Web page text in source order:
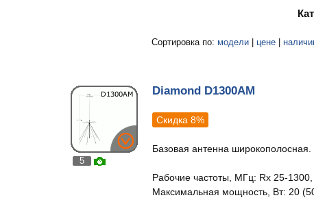
Сортировка по: модели цене
5
Diamond D1300AM
Скидка 8%
Базовая антенна широкополосная.
Рабочие частоты, МГц: Rx 25-
Максимальная мощность, Вт: 20